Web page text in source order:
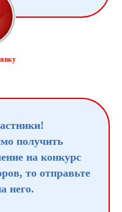
получить
на конкурс
то отправьте
него.